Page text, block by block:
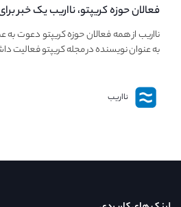
فعالان حوزه کریپتو، نااریب یک خبر
فعالیت در مجله کریپتو
نااریب از همه فعالان حوزه کریپتو دعوت به
به عنوان نویسنده در مجله کریپتو فعالیت
نااریب